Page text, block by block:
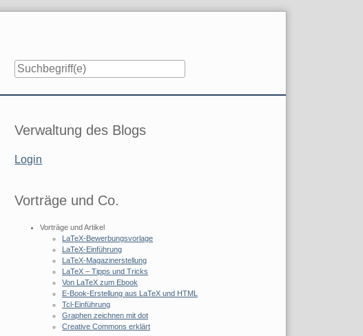
Seitenleiste
Verwaltung des Blogs
Login
Vorträge und Co.
Vorträge und Artikel
LaTeX-Bewerbungsvorlage
LaTeX-Einführung
LaTeX-Magazinerstellung
LaTeX – Tipps und Tricks
Von LaTeX zum Ebook
E-Book-Erstellung aus LaTeX und HTML
Tcl-Einführung
Graphen zeichnen mit dot
Creative Commons erklärt